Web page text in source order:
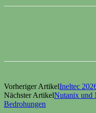
Vorheriger ArtikelIneltec
Nächster ArtikelNutanix und
Bedrohungen